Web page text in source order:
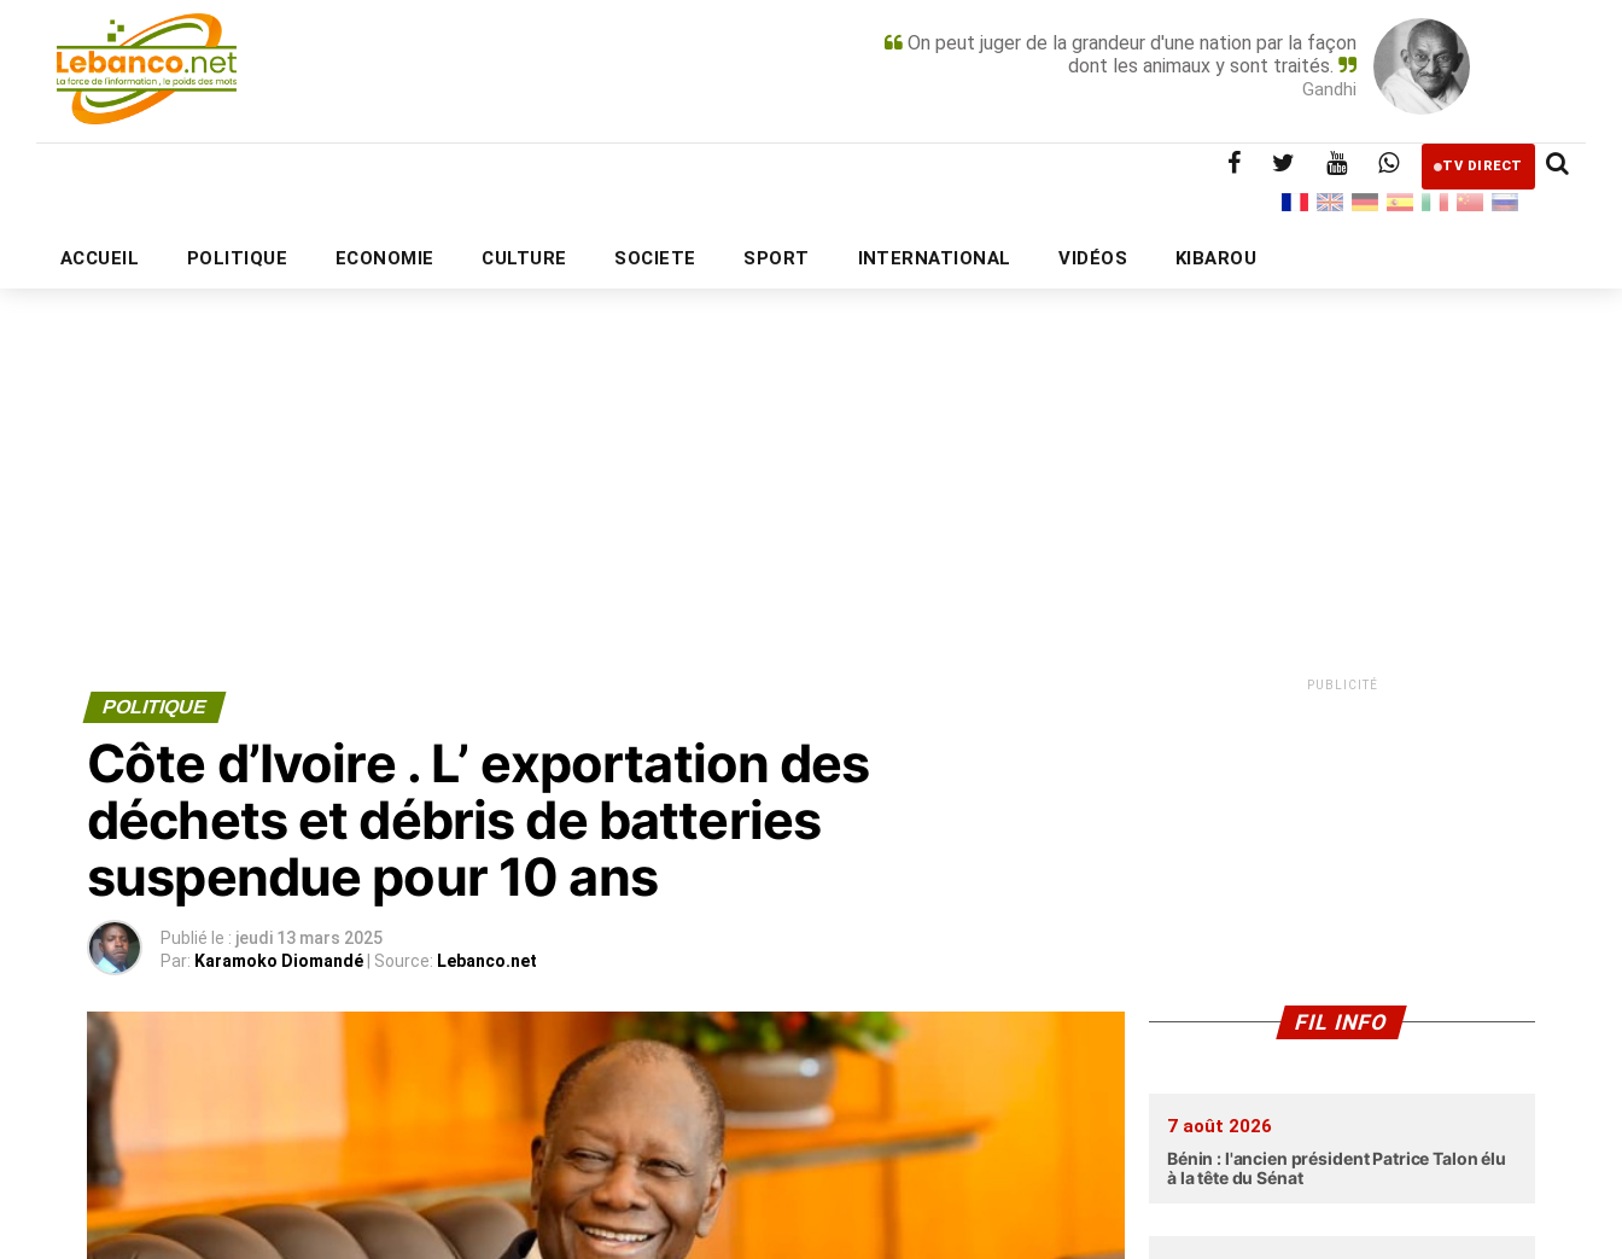
On peut juger de la grandeur d'une nation par la façon
dont les animaux y sont traités.
Gandhi
TV DIRECT
ACCUEIL POLITIQUE ECONOMIE CULTURE SOCIETE SPORT INTERNATIONAL VIDÉOS KIBAROU
PUBLICITÉ
POLITIQUE
Côte d’Ivoire . L’ exportation des
déchets et débris de batteries
suspendue pour 10 ans
Publié le : jeudi 13 mars 2025
Par: Karamoko Diomandé | Source: Lebanco.net
PUBLICITÉ
FIL INFO
7 août 2026
Bénin : l'ancien président Patrice Talon élu
à la tête du Sénat